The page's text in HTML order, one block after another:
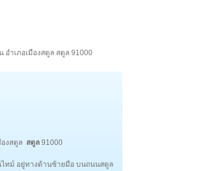
ำเภอเมืองสตูล สตูล 91000
งสตูล สตูล 91000
ทม์ อยู่ทางด้านซ้ายมือ บนถนนสตูล